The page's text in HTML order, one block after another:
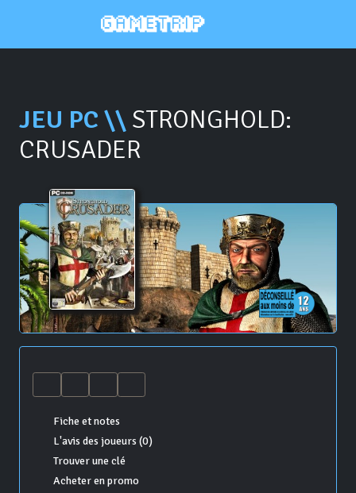
JEU PC \\ STRONGHOLD:
CRUSADER
Fiche et notes
L'avis des joueurs (0)
Trouver une clé
Acheter en promo